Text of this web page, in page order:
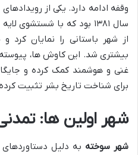
وقفه ادامه دارد. یکی از
سال ۱۳۸۱ بود که با
از شهر باستانی را نمایان
بیشتری شد. این کاوش ها،
غنی و هوشمند کمک کرده و
برای شناخت تاریخ بشر تثبیت
شهر اولین ها:
شهر سوخته به دلیل